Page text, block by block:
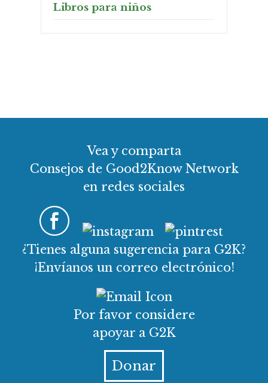
Libros para niños
Vea y comparta
Consejos de Good2Know Network
en redes sociales
¿Tienes alguna sugerencia para G2K?
¡Envíanos un correo electrónico!
Por favor considere
apoyar a G2K
Donar